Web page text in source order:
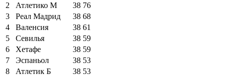
2
Атлетико М 38 76
3
Реал Мадрид 38 68
4
Валенсия 38 61
5
Севилья 38 59
6
Хетафе 38 59
7
Эспаньол 38 53
8
Атлетик Б 38 53